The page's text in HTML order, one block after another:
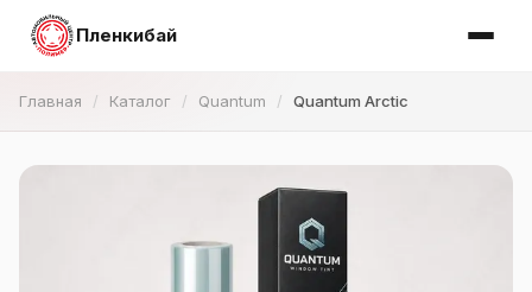
Пленкибай
Главная Каталог Quantum Quantum Arctic